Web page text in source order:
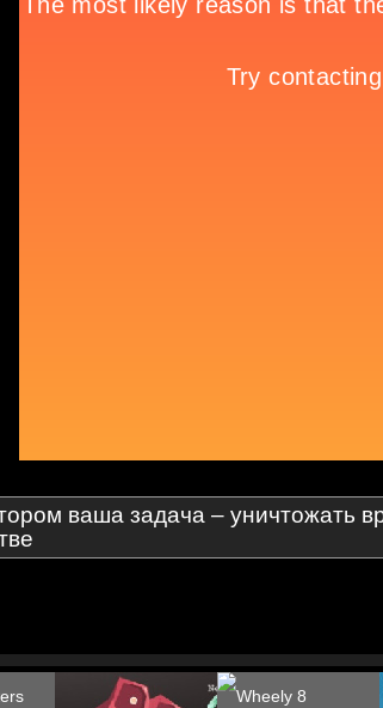
ваша задача – уничтожать